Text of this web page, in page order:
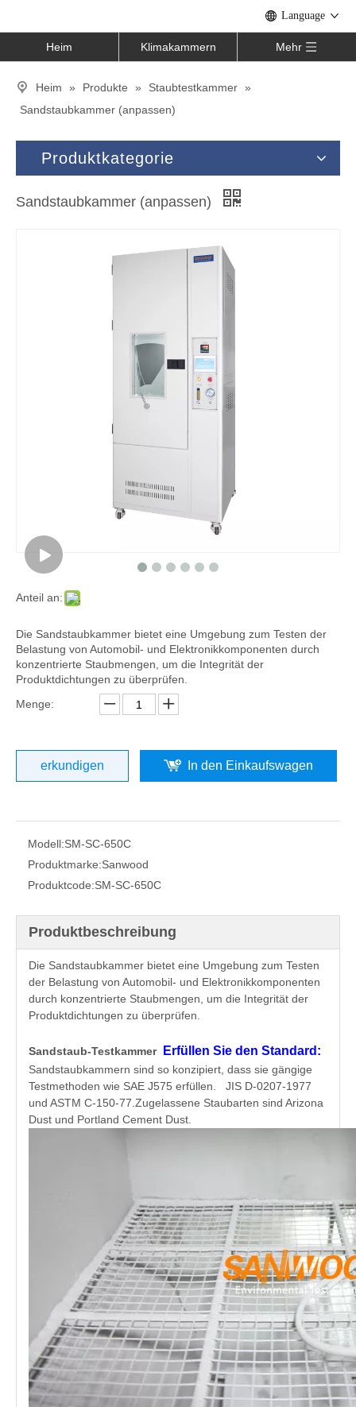
Language
Heim Klimakammern Mehr
Heim » Produkte » Staubtestkammer »
Sandstaubkammer (anpassen)
Produktkategorie
Sandstaubkammer (anpassen)
Anteil an:
Die Sandstaubkammer bietet eine Umgebung zum Testen der
Belastung von Automobil- und Elektronikkomponenten durch
konzentrierte Staubmengen, um die Integrität der
Produktdichtungen zu überprüfen.
Menge:
erkundigen In den Einkaufswagen
Modell:SM-SC-650C
Produktmarke:Sanwood
Produktcode:SM-SC-650C
Produktbeschreibung
Die Sandstaubkammer bietet eine Umgebung zum Testen
der Belastung von Automobil- und Elektronikkomponenten
durch konzentrierte Staubmengen, um die Integrität der
Produktdichtungen zu überprüfen.
Sandstaub-Testkammer Erfüllen Sie den Standard:
Sandstaubkammern sind so konzipiert, dass sie gängige
Testmethoden wie SAE J575 erfüllen. JIS D-0207-1977
und ASTM C-150-77.Zugelassene Staubarten sind Arizona
Dust und Portland Cement Dust.